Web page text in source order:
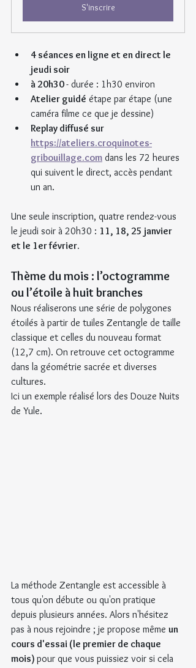
S'inscrire
4 séances en ligne et en direct le
jeudi soir
à 20h30 - durée : 1h30 environ
Atelier guidé étape par étape (une
caméra filme ce que je dessine)
Replay diffusé sur
https://ateliers.croquinotes-
gribouillage.com dans les 72 heures
qui suivent le direct, accès pendant
un an.
Une seule inscription, quatre rendez-vous
le jeudi soir à 20h30 : 11, 18, 25 janvier
et le 1er février.
Thème du mois : l’octogramme
ou l’étoile à huit branches
Nous réaliserons une série de polygones
étoilés à partir de tuiles Zentangle de taille
classique et celles du nouveau format
(12,7 cm). On retrouve cet octogramme
dans la géométrie sacrée et diverses
cultures.
Ici un exemple réalisé lors des Douze Nuits
de Yule.
La méthode Zentangle est accessible à
tous qu'on débute ou qu'on pratique
depuis plusieurs années. Alors n'hésitez
pas à nous rejoindre ; je propose même un
cours d'essai (le premier de chaque
mois) pour que vous puissiez voir si cela